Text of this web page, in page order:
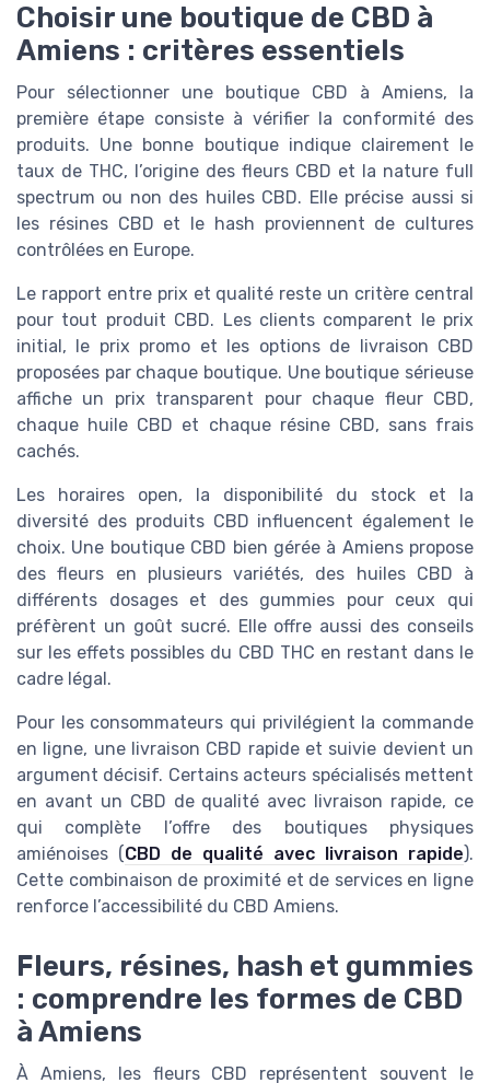
Choisir une boutique de CBD à
Amiens : critères essentiels
Pour sélectionner une boutique CBD à Amiens, la
première étape consiste à vérifier la conformité des
produits. Une bonne boutique indique clairement le
taux de THC, l’origine des fleurs CBD et la nature full
spectrum ou non des huiles CBD. Elle précise aussi si
les résines CBD et le hash proviennent de cultures
contrôlées en Europe.
Le rapport entre prix et qualité reste un critère central
pour tout produit CBD. Les clients comparent le prix
initial, le prix promo et les options de livraison CBD
proposées par chaque boutique. Une boutique sérieuse
affiche un prix transparent pour chaque fleur CBD,
chaque huile CBD et chaque résine CBD, sans frais
cachés.
Les horaires open, la disponibilité du stock et la
diversité des produits CBD influencent également le
choix. Une boutique CBD bien gérée à Amiens propose
des fleurs en plusieurs variétés, des huiles CBD à
différents dosages et des gummies pour ceux qui
préfèrent un goût sucré. Elle offre aussi des conseils
sur les effets possibles du CBD THC en restant dans le
cadre légal.
Pour les consommateurs qui privilégient la commande
en ligne, une livraison CBD rapide et suivie devient un
argument décisif. Certains acteurs spécialisés mettent
en avant un CBD de qualité avec livraison rapide, ce
qui complète l’offre des boutiques physiques
amiénoises (CBD de qualité avec livraison rapide).
Cette combinaison de proximité et de services en ligne
renforce l’accessibilité du CBD Amiens.
Fleurs, résines, hash et gummies
: comprendre les formes de CBD
à Amiens
À Amiens, les fleurs CBD représentent souvent le